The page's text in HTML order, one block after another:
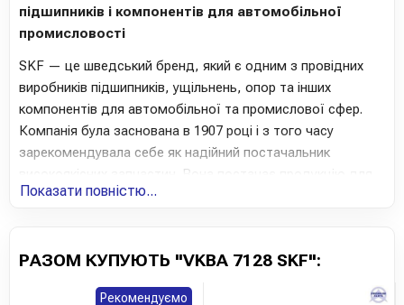
підшипників і компонентів для автомобільної
промисловості
SKF — це шведський бренд, який є одним з провідних
виробників підшипників, ущільнень, опор та інших
компонентів для автомобільної та промислової сфер.
Компанія була заснована в 1907 році і з того часу
зарекомендувала себе як надійний постачальник
високоякісних запчастин. Вона постачає продукцію для
автосервісів, оригінальних виробників (OEM) та кінцевих
Показати повністю...
РАЗОМ КУПУЮТЬ "VKBA 7128 SKF":
Рекомендуємо